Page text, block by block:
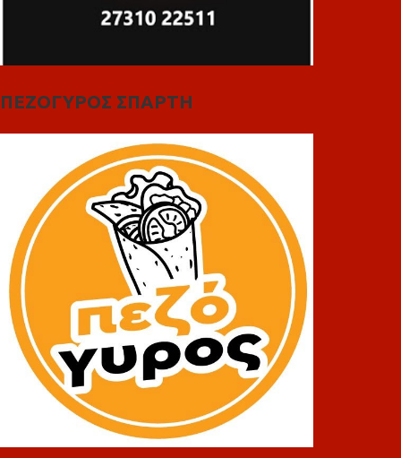
ΠΕΖΟΓΥΡΟΣ ΣΠΑΡΤΗ